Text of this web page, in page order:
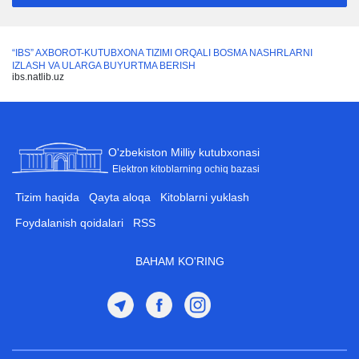
талабалар, ҳаваскор
“IBS” AXBOROT-KUTUBXONA TIZIMI ORQALI BOSMA NASHRLARNI
IZLASH VA ULARGA BUYURTMA BERISH
ibs.natlib.uz
O'zbekiston Milliy kutubxonasi
Elektron kitoblarning ochiq bazasi
Tizim haqida Qayta aloqa
Kitoblarni yuklash
Foydalanish qoidalari
RSS
BAHAM KO'RING